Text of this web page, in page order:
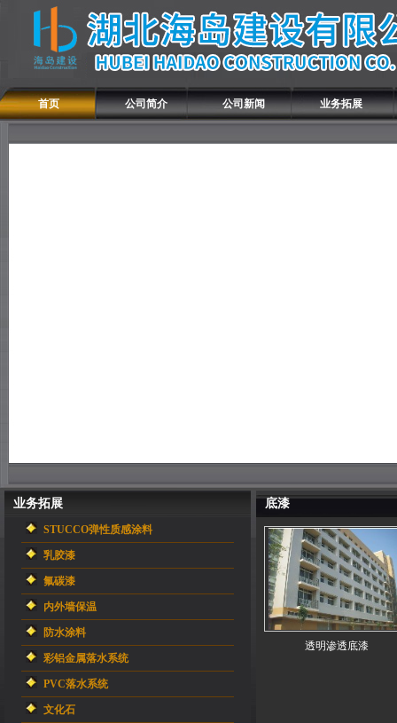
首页 公司简介 公司新闻 业务拓展
业务拓展
STUCCO弹性质感涂料
乳胶漆
氟碳漆
内外墙保温
防水涂料
彩铝金属落水系统
PVC落水系统
文化石
底漆
透明渗透底漆